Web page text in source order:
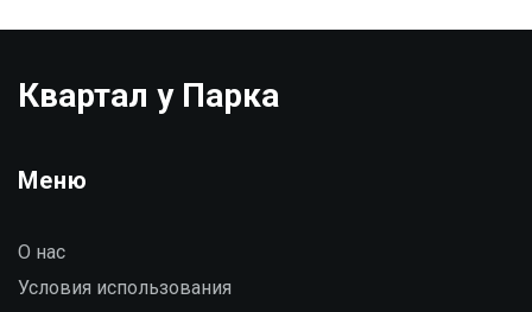
Квартал у Парка
Меню
О нас
Условия использования